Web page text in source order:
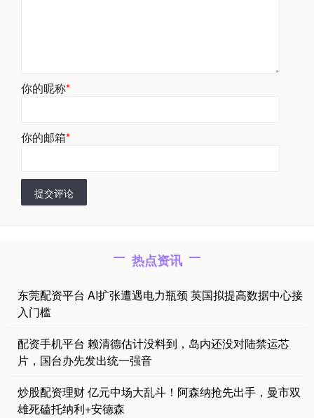
你的昵称*
你的邮箱*
提交评论
热点资讯
东莞配资平台 AI扩张遭遇电力瓶颈 英国拟提高数据中心接
入门槛
配资手机平台 赖清德估计没料到，岛内还没对陆禁运芯
片，国台办先发出统一强音
炒股配资理财 亿元中场大乱斗！阿森纳抢先出手，曼市双
雄死磕托纳利+安德森